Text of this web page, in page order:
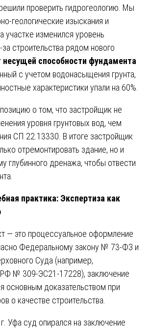
проверить гидрогеологию. Мы
геологические изыскания и
участке изменился уровень
строительства рядом нового
несущей способности фундамента
с учетом водонасыщения грунта,
характеристики упали на 60%.
о том, что застройщик не
уровня грунтовых вод, чем
СП 22.13330. В итоге застройщик
отремонтировать здание, но и
глубинного дренажа, чтобы отвести
практика: Экспертиза как
— это процессуальное оформление
Федеральному закону № 73-ФЗ и
Суда (например,
№ 309-ЭС21-17228), заключение
основным доказательством при
о качестве строительства.
Уфа суд опирался на заключение